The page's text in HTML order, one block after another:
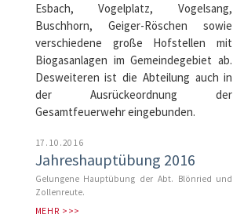
Esbach, Vogelplatz, Vogelsang,
Buschhorn, Geiger-Röschen sowie
verschiedene große Hofstellen mit
Biogasanlagen im Gemeindegebiet ab.
Desweiteren ist die Abteilung auch in
der Ausrückeordnung der
Gesamtfeuerwehr eingebunden.
17.10.2016
Jahreshauptübung 2016
Gelungene Hauptübung der Abt. Blönried und
Zollenreute.
MEHR >>>